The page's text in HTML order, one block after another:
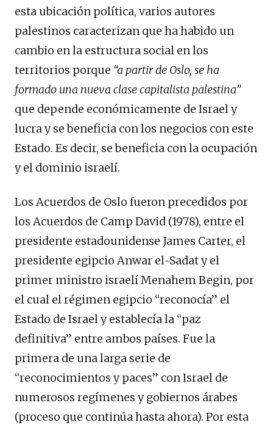
esta ubicación política, varios autores
palestinos caracterizan que ha habido un
cambio en la estructura social en los
territorios porque “a partir de Oslo, se ha
formado una nueva clase capitalista palestina”
que depende económicamente de Israel y
lucra y se beneficia con los negocios con este
Estado. Es decir, se beneficia con la ocupación
y el dominio israelí.
Los Acuerdos de Oslo fueron precedidos por
los Acuerdos de Camp David (1978), entre el
presidente estadounidense James Carter, el
presidente egipcio Anwar el-Sadat y el
primer ministro israelí Menahem Begin, por
el cual el régimen egipcio “reconocía” el
Estado de Israel y establecía la “paz
definitiva” entre ambos países. Fue la
primera de una larga serie de
“reconocimientos y paces” con Israel de
numerosos regímenes y gobiernos árabes
(proceso que continúa hasta ahora). Por esta